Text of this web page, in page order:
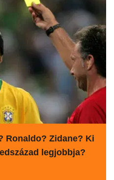
Ronaldo? Zidane? Ki
legjobbja?